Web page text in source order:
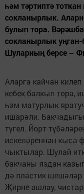
һәм тәртиптә
сокланырлык.
булып тора.
сокланырлык уңган-
Шуларның берсе –
Аларга кайчан
кебек балкып тора,
һәм матурлык
ишарәли. Бакчадыгы
түгел. Йорт
искеләреннән кыса
чыктылар. Шулай
бакчаны яздан
дә пластик
Җирне ашлау,